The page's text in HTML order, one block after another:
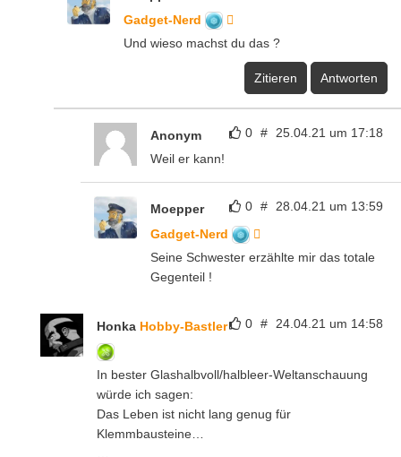
Gadget-Nerd
Und wieso machst du das ?
Zitieren Antworten
0 # 25.04.21 um 17:18
Anonym
Weil er kann!
0 # 28.04.21 um 13:59
Moepper
Gadget-Nerd
Seine Schwester erzählte mir das totale
Gegenteil !
0 # 24.04.21 um 14:58
Honka Hobby-Bastler
In bester Glashalbvoll/halbleer-Weltanschauung
würde ich sagen:
Das Leben ist nicht lang genug für
Klemmbausteine…